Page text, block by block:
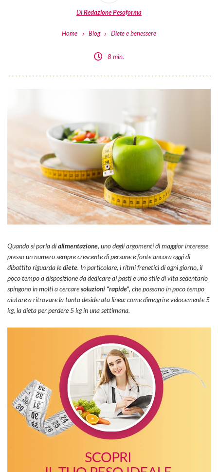
DiRedazione Pesoforma
Home Blog Diete e benessere
8 min.
Quando si parla dialimentazione, uno degli argomenti di maggior interesse
presso un numero sempre crescente di persone e fonte ancora oggi di
dibattito riguarda lediete. In particolare, i ritmi frenetici di ogni giorno, il
poco tempo a disposizione da dedicare ai pasti e uno stile di vita sedentario
spingono in molti a cercaresoluzioni “rapide”, che possano in poco tempo
aiutare a ritrovare la tanto desiderata linea: come dimagrire velocemente 5
kg, la dieta per perdere 5 kg in una settimana.